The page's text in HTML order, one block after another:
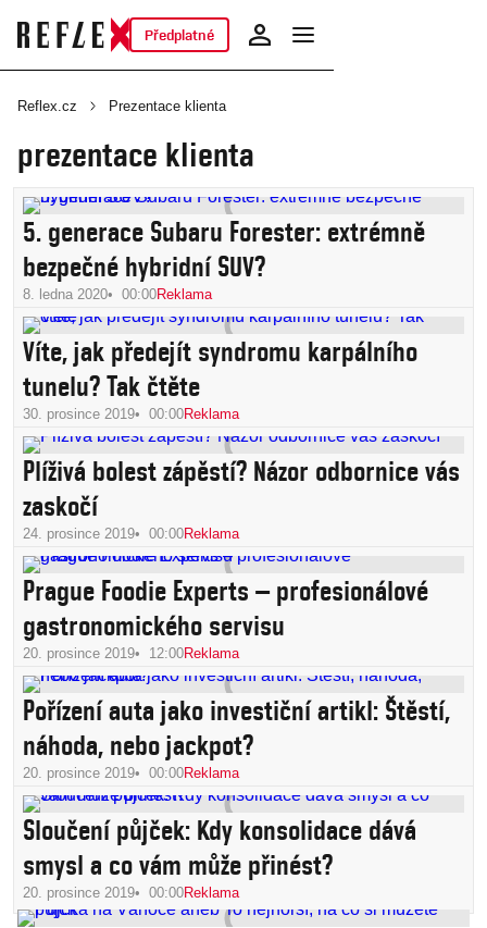
Předplatné
Reflex.cz Prezentace klienta
prezentace klienta
5. generace Subaru Forester: extrémně
bezpečné hybridní SUV?
8. ledna 2020 00:00Reklama
Víte, jak předejít syndromu karpálního
tunelu? Tak čtěte
30. prosince 2019 00:00Reklama
Plíživá bolest zápěstí? Názor odbornice vás
zaskočí
24. prosince 2019 00:00Reklama
Prague Foodie Experts – profesionálové
gastronomického servisu
20. prosince 2019 12:00Reklama
Pořízení auta jako investiční artikl: Štěstí,
náhoda, nebo jackpot?
20. prosince 2019 00:00Reklama
Sloučení půjček: Kdy konsolidace dává
smysl a co vám může přinést?
20. prosince 2019 00:00Reklama